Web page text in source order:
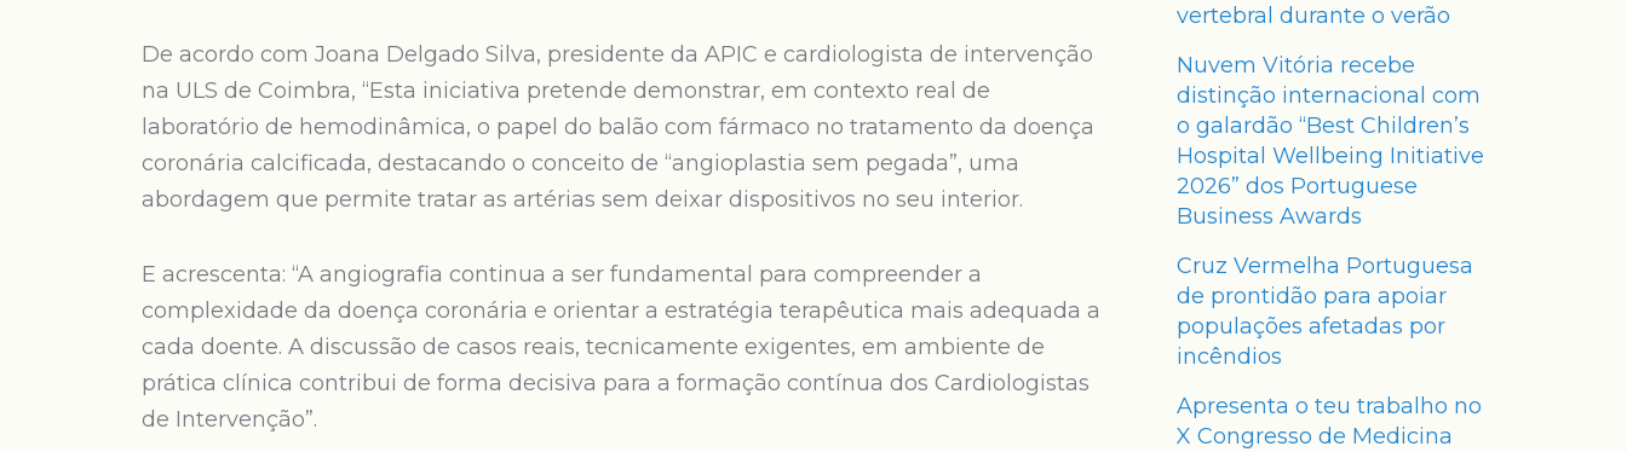
De acordo com Joana Delgado Silva, presidente da APIC e cardiologista de intervenção
na ULS de Coimbra, “Esta iniciativa pretende demonstrar, em contexto real de
laboratório de hemodinâmica, o papel do balão com fármaco no tratamento da doença
coronária calcificada, destacando o conceito de “angioplastia sem pegada”, uma
abordagem que permite tratar as artérias sem deixar dispositivos no seu interior.
E acrescenta: “A angiografia continua a ser fundamental para compreender a
complexidade da doença coronária e orientar a estratégia terapêutica mais adequada a
cada doente. A discussão de casos reais, tecnicamente exigentes, em ambiente de
prática clínica contribui de forma decisiva para a formação contínua dos Cardiologistas
de Intervenção”.
vertebral durante o verão
Nuvem Vitória recebe
distinção internacional com
o galardão “Best Children’s
Hospital Wellbeing Initiative
2026” dos Portuguese
Business Awards
Cruz Vermelha Portuguesa
de prontidão para apoiar
populações afetadas por
incêndios
Apresenta o teu trabalho no
X Congresso de Medicina